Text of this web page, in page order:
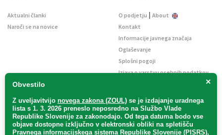
×
Obvestilo
Z uveljavitvijo novega zakona (ZOUL) se je izdajanje uradnega
lista s 1. 3. 2026 preneslo neposredno na Službo Vlade
Republike Slovenije za zakonodajo. Od tega datuma bodo vse
objave dostopne izključno v elektronski obliki na spletišču
Pravnega informacijskega sistema Republike Slovenije (PISRS),
Aktualni članki
Naroči se na novice
O podjetju | About
Kontakt
Informacije javnega značaja
Oglaševanje
Splošni pogoji
Izjava o varstvu osebnih podatkov